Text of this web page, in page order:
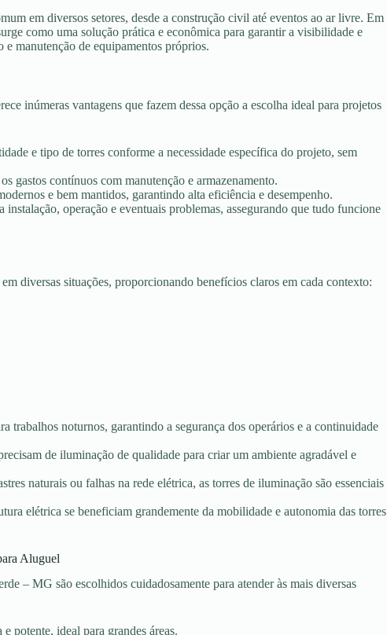
em diversos setores, desde a construção civil até eventos ao ar livre. Em
como uma solução prática e econômica para garantir a visibilidade e
e manutenção de equipamentos próprios.
inúmeras vantagens que fazem dessa opção a escolha ideal para projetos
e tipo de torres conforme a necessidade específica do projeto, sem
gastos contínuos com manutenção e armazenamento.
e bem mantidos, garantindo alta eficiência e desempenho.
instalação, operação e eventuais problemas, assegurando que tudo funcione
diversas situações, proporcionando benefícios claros em cada contexto:
trabalhos noturnos, garantindo a segurança dos operários e a continuidade
de iluminação de qualidade para criar um ambiente agradável e
naturais ou falhas na rede elétrica, as torres de iluminação são essenciais
elétrica se beneficiam grandemente da mobilidade e autonomia das torres
Aluguel
– MG são escolhidos cuidadosamente para atender às mais diversas
potente, ideal para grandes áreas.